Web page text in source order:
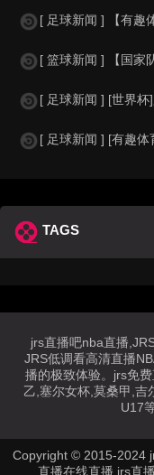
[ 足球新闻 ] 【有趣体育】意媒
[ 篮球新闻 ] 【国家队】巴黎人
[ 足球新闻 ] [世界杯]麦卡：我
[ 足球新闻 ] [有趣体育]记者：
TAGS
jrs直播吧nba直播
JRS低调看高清直播
播的极致体验。jrs免
乙,塞尔女杯,莫桑甲,吉
U17
Copyright © 2015-2024
直播在线直播,jrs直